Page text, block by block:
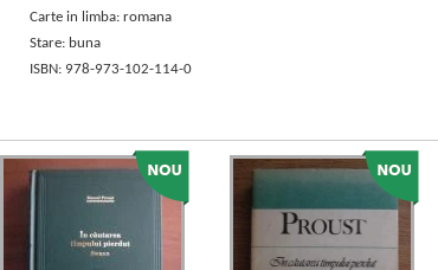
Carte in limba: romana
Stare: buna
ISBN: 978-973-102-114-0